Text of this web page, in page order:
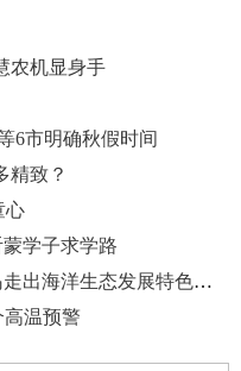
农机显身手
6市明确秋假时间
精致？
心
学子求学路
黄渤海交汇处的“零碳”探索：长岛走出海洋生态发展特色路径
温预警